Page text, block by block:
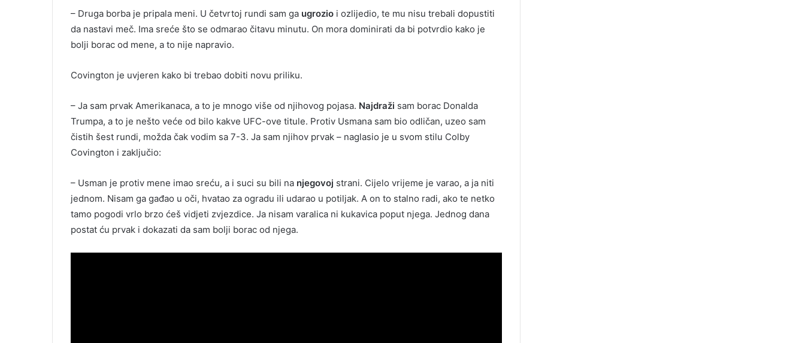
– Druga borba je pripala meni. U četvrtoj rundi sam ga ugrozio i ozlijedio, te mu nisu trebali dopustiti
da nastavi meč. Ima sreće što se odmarao čitavu minutu. On mora dominirati da bi potvrdio kako je
bolji borac od mene, a to nije napravio.
Covington je uvjeren kako bi trebao dobiti novu priliku.
– Ja sam prvak Amerikanaca, a to je mnogo više od njihovog pojasa. Najdraži sam borac Donalda
Trumpa, a to je nešto veće od bilo kakve UFC-ove titule. Protiv Usmana sam bio odličan, uzeo sam
čistih šest rundi, možda čak vodim sa 7-3. Ja sam njihov prvak – naglasio je u svom stilu Colby
Covington i zaključio:
– Usman je protiv mene imao sreću, a i suci su bili na njegovoj strani. Cijelo vrijeme je varao, a ja niti
jednom. Nisam ga gađao u oči, hvatao za ogradu ili udarao u potiljak. A on to stalno radi, ako te netko
tamo pogodi vrlo brzo ćeš vidjeti zvjezdice. Ja nisam varalica ni kukavica poput njega. Jednog dana
postat ću prvak i dokazati da sam bolji borac od njega.